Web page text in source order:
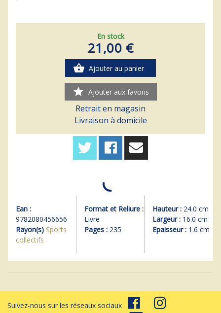
En stock
21,00 €
shopping_basket Ajouter au panier
star Ajouter aux favoris
Retrait en magasin
Livraison à domicile
Ean :
9782080456656
Rayon(s) Sports
collectifs
Format et Reliure :
Livre
Pages :235
Hauteur : 24.0 cm
Largeur : 16.0 cm
Epaisseur : 1.6 cm
Suivez-nous sur les réseaux sociaux